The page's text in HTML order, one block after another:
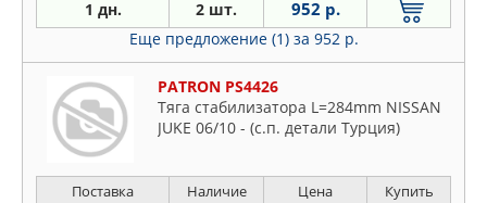
1 дн. 2 шт. 952 р.
Еще предложение (1) за 952 р.
PATRON PS4426
Тяга стабилизатора L=284mm NISSAN
JUKE 06/10 - (с.п. детали Турция)
Поставка Наличие Цена Купить